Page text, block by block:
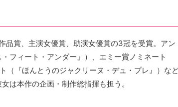
品賞、主演女優賞、助演女優賞の3冠を受賞。アン
フィート・アンダー』）、エミー賞ノミネート
（『ほんとうのジャクリーヌ・デュ・プレ』）な
は本作の企画・制作総指揮も担う。